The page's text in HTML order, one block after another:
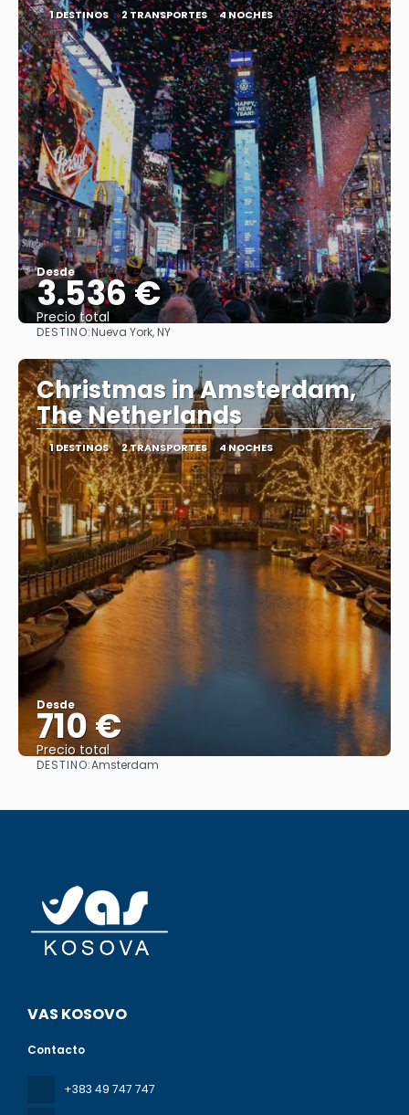
1 DESTINOS 2 TRANSPORTES 4 NOCHES
Desde
3.536 €
Precio total
DESTINO:Nueva York, NY
Christmas in Amsterdam,
The Netherlands
1 DESTINOS 2 TRANSPORTES 4 NOCHES
Desde
710 €
Precio total
DESTINO:Amsterdam
VAS KOSOVO
Contacto
+383 49 747 747